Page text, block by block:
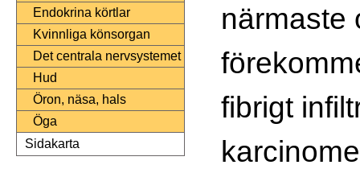
Endokrina körtlar
Kvinnliga könsorgan
Det centrala nervsystemet
Hud
Öron, näsa, hals
Öga
Sidakarta
närmaste
fibrigt